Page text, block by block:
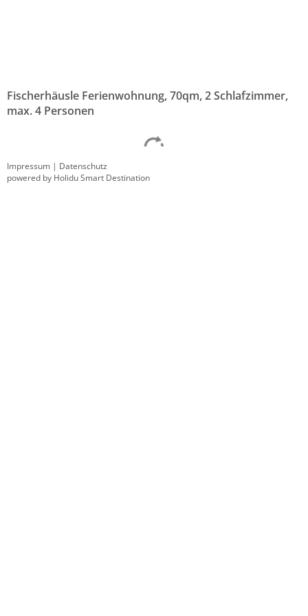
Fischerhäusle Ferienwohnung, 70qm, 2 Schlafzimmer,
max. 4 Personen
Impressum | Datenschutz
powered by Holidu Smart Destination